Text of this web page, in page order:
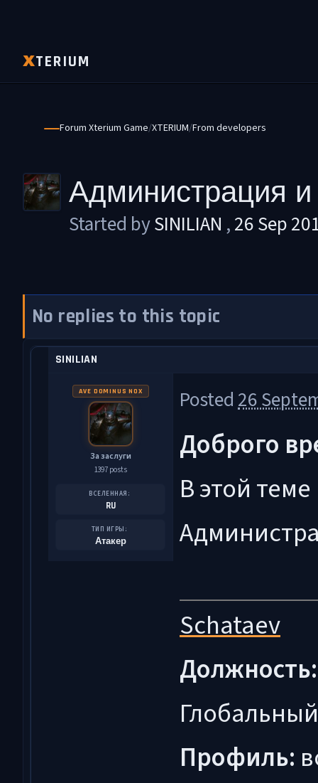
XTERIUM
Forum Xterium Game XTERIUM From developers
Администрация
Started bySINILIAN ,26 Sep
No replies to this topic
SINILIAN
AVE DOMINUS NOX
За заслуги
1397 posts
ВСЕЛЕННАЯ:
RU
ТИП ИГРЫ:
Атакер
Posted26
Доброго
В этой
Schataev
Должность:
Профиль: